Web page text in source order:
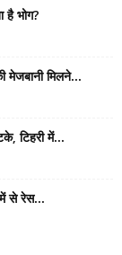
है भोग?
मेजबानी मिलने...
टिहरी में...
से रेस...